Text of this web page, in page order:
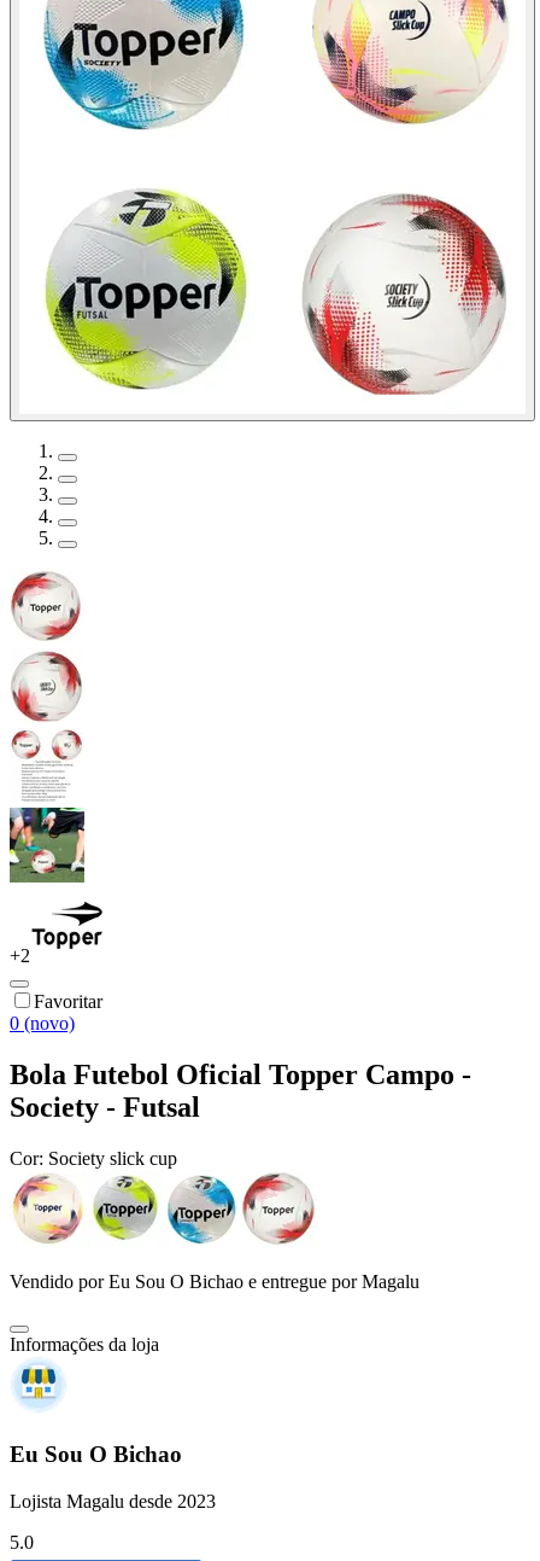
+2
Favoritar
0 (novo)
Bola Futebol Oficial Topper Campo -
Society - Futsal
Cor: Society slick cup
Vendido porEu Sou O Bichao e entregue por Magalu
Informações da loja
Eu Sou O Bichao
Lojista Magalu desde 2023
5.0